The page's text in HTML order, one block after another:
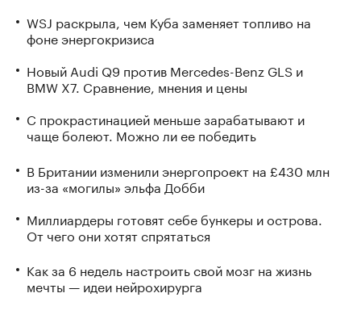
WSJ раскрыла, чем Куба заменяет топливо на
фоне энергокризиса
Новый Audi Q9 против Mercedes-Benz GLS и
BMW X7. Сравнение, мнения и цены
С прокрастинацией меньше зарабатывают и
чаще болеют. Можно ли ее победить
В Британии изменили энергопроект на £430 млн
из-за «могилы» эльфа Добби
Миллиардеры готовят себе бункеры и острова.
От чего они хотят спрятаться
Как за 6 недель настроить свой мозг на жизнь
мечты — идеи нейрохирурга